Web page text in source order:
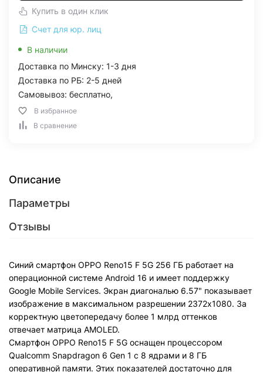
Купить в один клик
Счет для юр. лиц
В наличии
Доставка по Минску: 1-3 дня
Доставка по РБ: 2-5 дней
Самовывоз: бесплатно,
В избранное
В сравнение
Описание
Параметры
Отзывы
Синий смартфон OPPO Reno15 F 5G 256 ГБ работает на
операционной системе Android 16 и имеет поддержку
Google Mobile Services. Экран диагональю 6.57" показывает
изображение в максимальном разрешении 2372x1080. За
корректную цветопередачу более 1 млрд оттенков
отвечает матрица AMOLED.
Смартфон OPPO Reno15 F 5G оснащен процессором
Qualcomm Snapdragon 6 Gen 1 с 8 ядрами и 8 ГБ
оперативной памяти. Этих показателей достаточно для